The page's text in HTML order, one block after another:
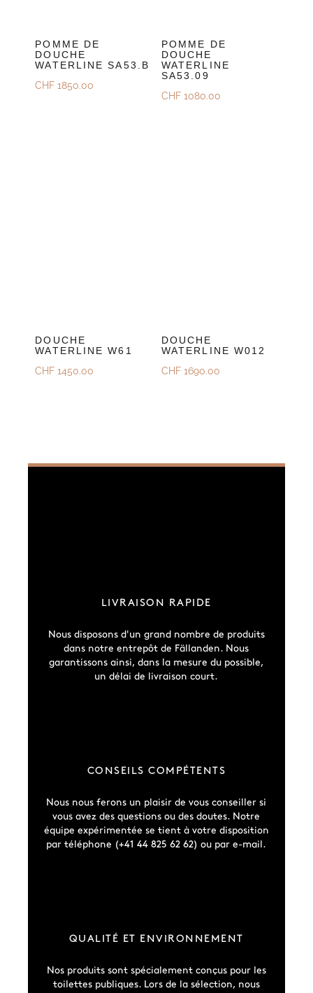
POMME DE
DOUCHE
WATERLINE SA53.B
CHF 1850.00
POMME DE
DOUCHE
WATERLINE
SA53.09
CHF1080.00
DOUCHE
WATERLINE W61
CHF 1450.00
DOUCHE
WATERLINE W012
CHF1690.00
LIVRAISON RAPIDE
Nous disposons d'un grand nombre de produits
dans notre entrepôt de Fällanden. Nous
garantissons ainsi, dans la mesure du possible,
un délai de livraison court.
CONSEILS COMPÉTENTS
Nous nous ferons un plaisir de vous conseiller si
vous avez des questions ou des doutes. Notre
équipe expérimentée se tient à votre disposition
par téléphone (+41 44 825 62 62) ou par e-mail.
QUALITÉ ET ENVIRONNEMENT
Nos produits sont spécialement conçus pour les
toilettes publiques. Lors de la sélection, nous